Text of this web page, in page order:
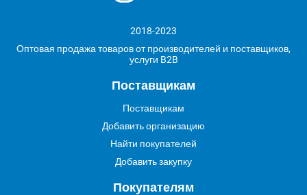
2018-2023
Оптовая продажа товаров от производителей и поставщиков,
услуги B2B
Поставщикам
Поставщикам
Добавить организацию
Найти покупателей
Добавить закупку
Покупателям